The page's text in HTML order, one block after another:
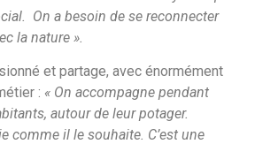
On a besoin de se reconnecter
la nature ».
et partage, avec énormément
: « On accompagne pendant
autour de leur potager.
comme il le souhaite. C’est une